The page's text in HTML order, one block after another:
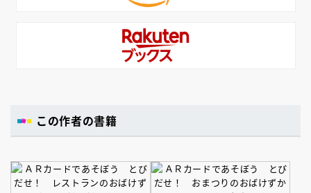
この作者の書籍